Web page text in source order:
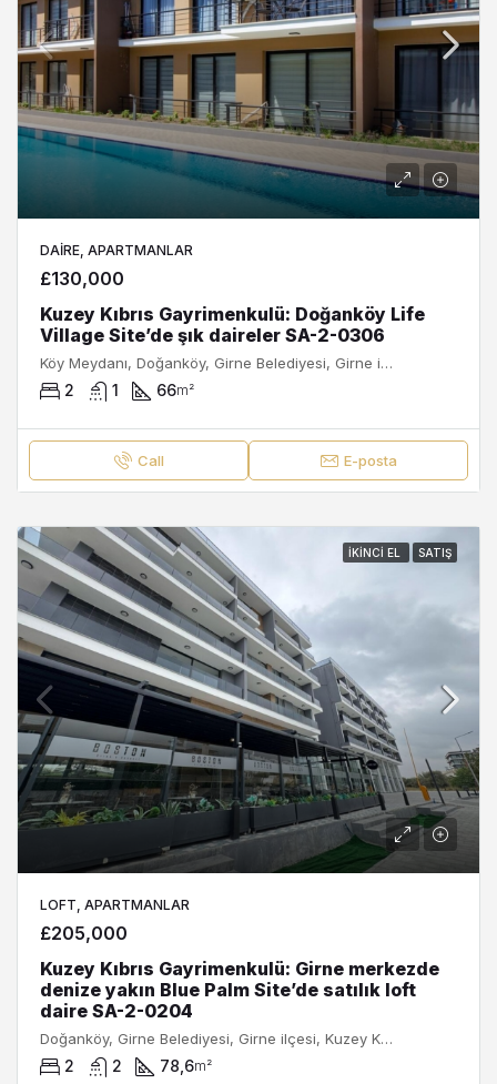
DAIRE, APARTMANLAR
£130,000
Kuzey Kıbrıs Gayrimenkulü: Doğanköy Life
Village Site’de şık daireler SA-2-0306
Köy Meydanı, Doğanköy, Girne Belediyesi, Girne ilçesi, Kuzey Kıbrıs, 99320, Κύπρος - Kıbrıs
2 1 66m²
Call E-posta
İKINCI EL SATIŞ
LOFT, APARTMANLAR
£205,000
Kuzey Kıbrıs Gayrimenkulü: Girne merkezde
denize yakın Blue Palm Site’de satılık loft
daire SA-2-0204
Doğanköy, Girne Belediyesi, Girne ilçesi, Kuzey Kıbrıs, Κύπρος - Kıbrıs
2 2 78,6m²